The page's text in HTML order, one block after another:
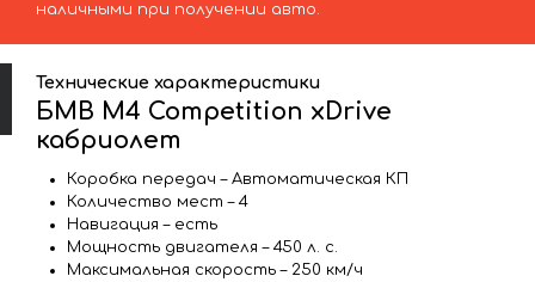
наличными при получении авто.
Технические характеристики
БМВ M4 Competition xDrive
кабриолет
Коробка передач – Автоматическая КП
Количество мест – 4
Навигация – есть
Мощность двигателя – 450 л. с.
Максимальная скорость – 250 км/ч